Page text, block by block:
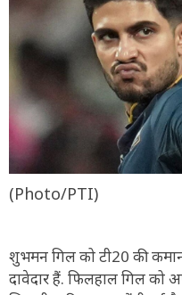
(Photo/PTI)
शुभमन गिल को टी20 की
दावेदार हैं. फिलहाल गिल को